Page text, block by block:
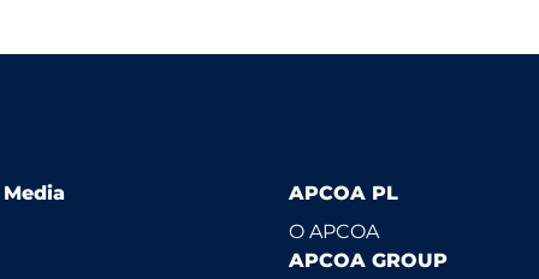
APCOA PL
O APCOA
APCOA GROUP